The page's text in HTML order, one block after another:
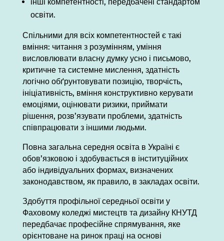
освіти.
Спільними для всіх компетентностей є такі
вміння: читання з розумінням, уміння
висловлювати власну думку усно і письмово,
критичне та системне мислення, здатність
логічно обґрунтовувати позицію, творчість,
ініціативність, вміння конструктивно керувати
емоціями, оцінювати ризики, приймати
рішення, розв’язувати проблеми, здатність
співпрацювати з іншими людьми.
Повна загальна середня освіта в Україні є
обов’язковою і здобувається в інституційних
або індивідуальних формах, визначених
законодавством, як правило, в закладах освіти.
Здобуття профільної середньої освіти у
Фаховому коледжі мистецтв та дизайну КНУТД
передбачає професійне спрямування, яке
орієнтоване на ринок праці на основі